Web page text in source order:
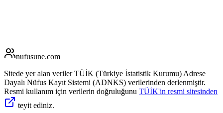
nufusune.com
Sitede yer alan veriler TÜİK (Türkiye İstatistik Kurumu) Adrese
Dayalı Nüfus Kayıt Sistemi (ADNKS) verilerinden derlenmiştir.
Resmi kullanım için verilerin doğruluğunu TÜİK'in resmi sitesinden
teyit ediniz.